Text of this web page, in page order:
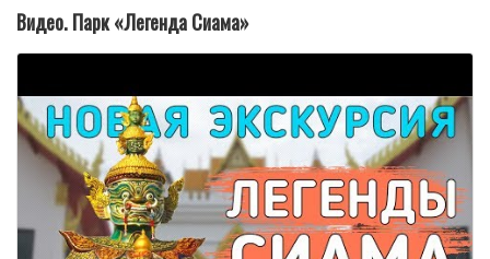
Видео. Парк «Легенда Сиама»